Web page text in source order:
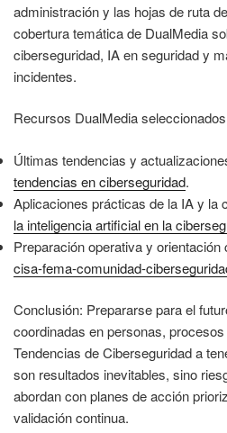
administración y las hojas de ruta
cobertura temática de DualMedia
ciberseguridad, IA en seguridad y
incidentes.
Recursos DualMedia
Últimas tendencias y
tendencias en ciberseguridad.
Aplicaciones prácticas de la IA y la
la inteligencia artificial en la
Preparación operativa y
cisa-fema-comunidad-
Conclusión: Prepararse para el
coordinadas en personas,
Tendencias de Ciberseguridad a
son resultados inevitables, sino
abordan con planes de acción
validación continua.